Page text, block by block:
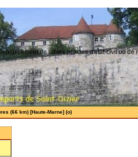
de tables et actes d'état-civil ou de
(66 km) [Haute-Marne] (o)